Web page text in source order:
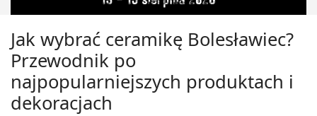
Jak wybrać ceramikę Bolesławiec?
Przewodnik po
najpopularniejszych produktach i
dekoracjach